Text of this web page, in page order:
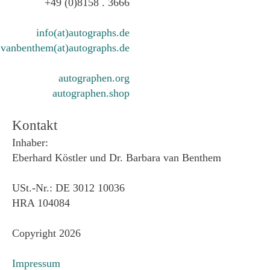
info(at)autographs.de
vanbenthem(at)autographs.de
autographen.org
autographen.shop
Kontakt
Inhaber:
Eberhard Köstler und Dr. Barbara van Benthem
USt.-Nr.: DE 3012 10036
HRA 104084
Copyright 2026
Impressum